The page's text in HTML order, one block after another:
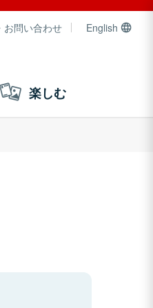
お問い合わせ English
楽しむ